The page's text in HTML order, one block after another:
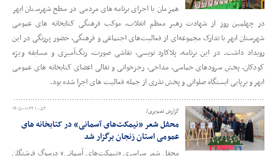
همزمان با اجرای برنامه‌های مردمی در سطح شهرستان ابهر
در چهلمین روز از شهادت رهبر معظم انقلاب، موکب فرهنگی کتابخانه‌ های عمومی
شهرستان ابهر با تدارک مجموعه‌ای از فعالیت‌های اجتماعی و فرهنگی، حضور پررنگی در این
رویداد داشت. در این برنامه، پلاکارد نویسی، نقاشی صورت، رنگ‌آمیزی و مسابقه ویژه
کودکان، پخش سرودهای حماسی، مداحی، رجزخوانی و نقالی اعضای کتابخانه های عمومی
ابهر و برپایی ایستگاه صلواتی و پخش نذری از جمله فعالیت های اجرا شده بود.
۱۴۰۵-۰۱-۲۲ ۱۰:۵۲ گزارش تصویری/
محفل شعر «نیمکت‌های آسمانی» در کتابخانه های
عمومی استان زنجان برگزار شد